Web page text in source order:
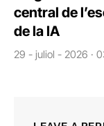
central de
de la IA
29 - juliol - 2026 ·